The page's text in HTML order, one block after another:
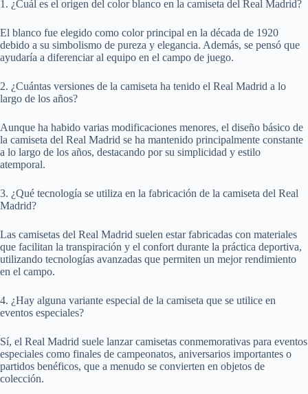
1. ¿Cuál es el origen del color blanco en la camiseta del Real Madrid?
El blanco fue elegido como color principal en la década de 1920
debido a su simbolismo de pureza y elegancia. Además, se pensó que
ayudaría a diferenciar al equipo en el campo de juego.
2. ¿Cuántas versiones de la camiseta ha tenido el Real Madrid a lo
largo de los años?
Aunque ha habido varias modificaciones menores, el diseño básico de
la camiseta del Real Madrid se ha mantenido principalmente constante
a lo largo de los años, destacando por su simplicidad y estilo
atemporal.
3. ¿Qué tecnología se utiliza en la fabricación de la camiseta del Real
Madrid?
Las camisetas del Real Madrid suelen estar fabricadas con materiales
que facilitan la transpiración y el confort durante la práctica deportiva,
utilizando tecnologías avanzadas que permiten un mejor rendimiento
en el campo.
4. ¿Hay alguna variante especial de la camiseta que se utilice en
eventos especiales?
Sí, el Real Madrid suele lanzar camisetas conmemorativas para eventos
especiales como finales de campeonatos, aniversarios importantes o
partidos benéficos, que a menudo se convierten en objetos de
colección.